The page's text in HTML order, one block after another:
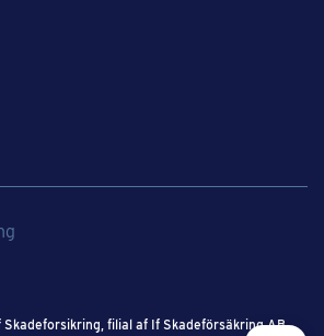
Skadeforsikring​, filial af If Skadeförsäkring AB